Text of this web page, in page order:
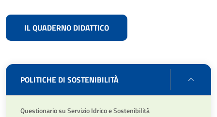
POLITICHE DI SOSTENIBILITÀ
Questionario su Servizio Idrico e Sostenibilità
IL QUADERNO DIDATTICO